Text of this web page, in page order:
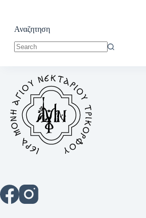
Αναζητηση